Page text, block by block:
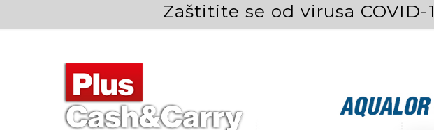
Zaštitite se od virusa